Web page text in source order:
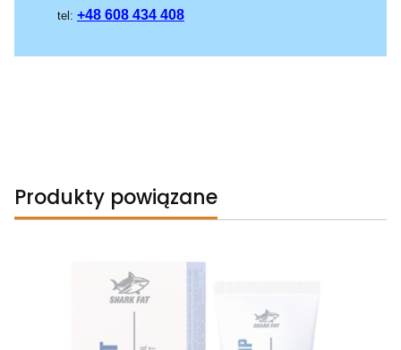
tel: +48 608 434 408
Produkty powiązane